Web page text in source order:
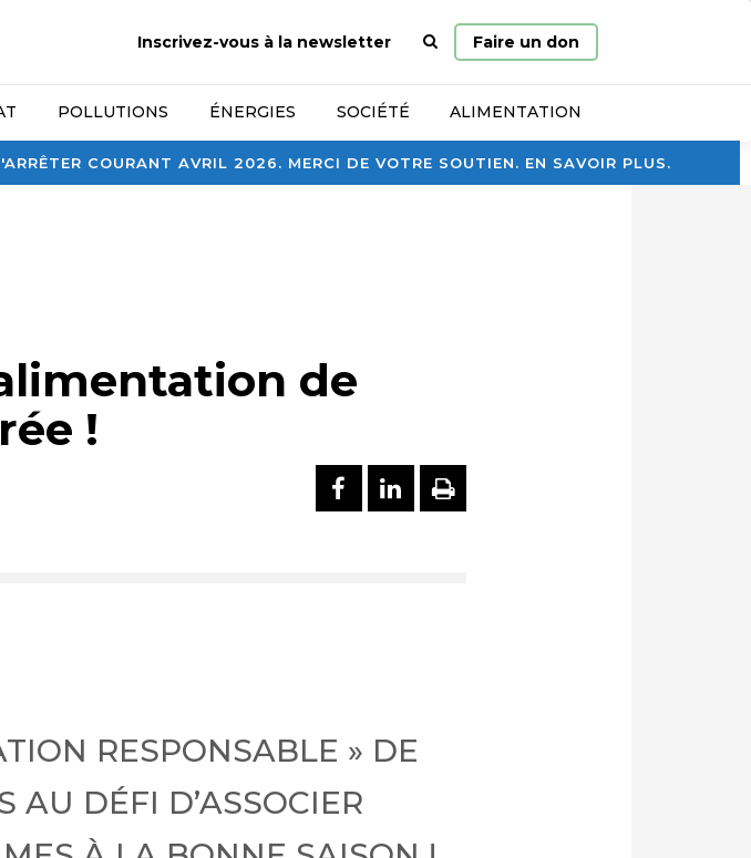
COURANT AVRIL 2026. MERCI DE VOTRE SOUTIEN. EN SAVOIR PLUS.
Inscrivez-vous à la newsletter
Page
d’accueil
Faire un don
POLLUTIONS ÉNERGIES SOCIÉTÉ ALIMENTATION
de
!
PARTAGER SUR FACEBOOK
PARTAGER SUR
IMPRIMER
RESPONSABLE » DE
AU DÉFI D’ASSOCIER